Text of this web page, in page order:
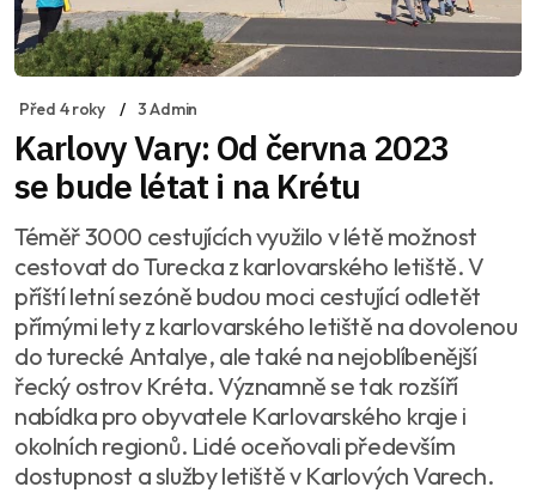
Před 4 roky 3 Admin
Karlovy Vary: Od června 2023
se bude létat i na Krétu
Téměř 3000 cestujících využilo v létě možnost
cestovat do Turecka z karlovarského letiště. V
příští letní sezóně budou moci cestující odletět
přímými lety z karlovarského letiště na dovolenou
do turecké Antalye, ale také na nejoblíbenější
řecký ostrov Kréta. Významně se tak rozšíří
nabídka pro obyvatele Karlovarského kraje i
okolních regionů. Lidé oceňovali především
dostupnost a služby letiště v Karlových Varech.